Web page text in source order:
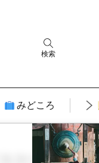
検索
みどころ